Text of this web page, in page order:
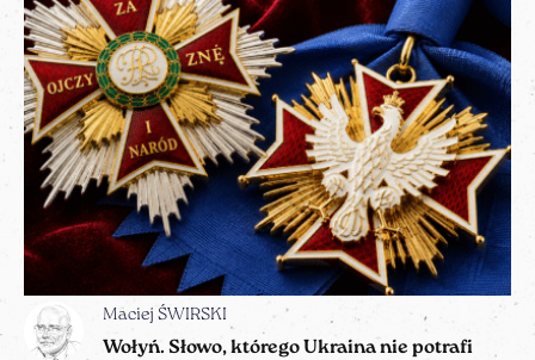
Maciej ŚWIRSKI
Wołyń. Słowo, którego Ukraina nie potrafi